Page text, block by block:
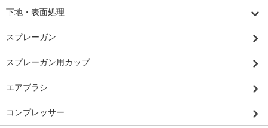
下地・表面処理
スプレーガン
スプレーガン用カップ
エアブラシ
コンプレッサー